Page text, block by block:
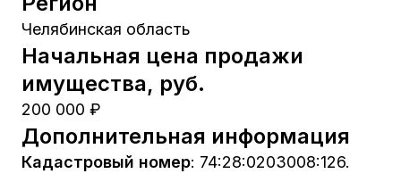
Челябинская область
Начальная цена продажи
имущества, руб.
200 000 ₽
Дополнительная информация
Кадастровый номер: 74:28:0203008:126.